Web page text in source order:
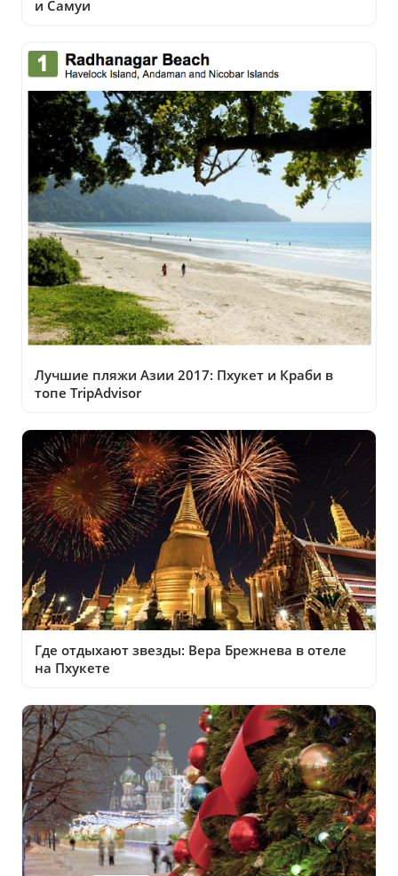
и Самуи
Лучшие пляжи Азии 2017: Пхукет и Краби в
топе TripAdvisor
Где отдыхают звезды: Вера Брежнева в отеле
на Пхукете